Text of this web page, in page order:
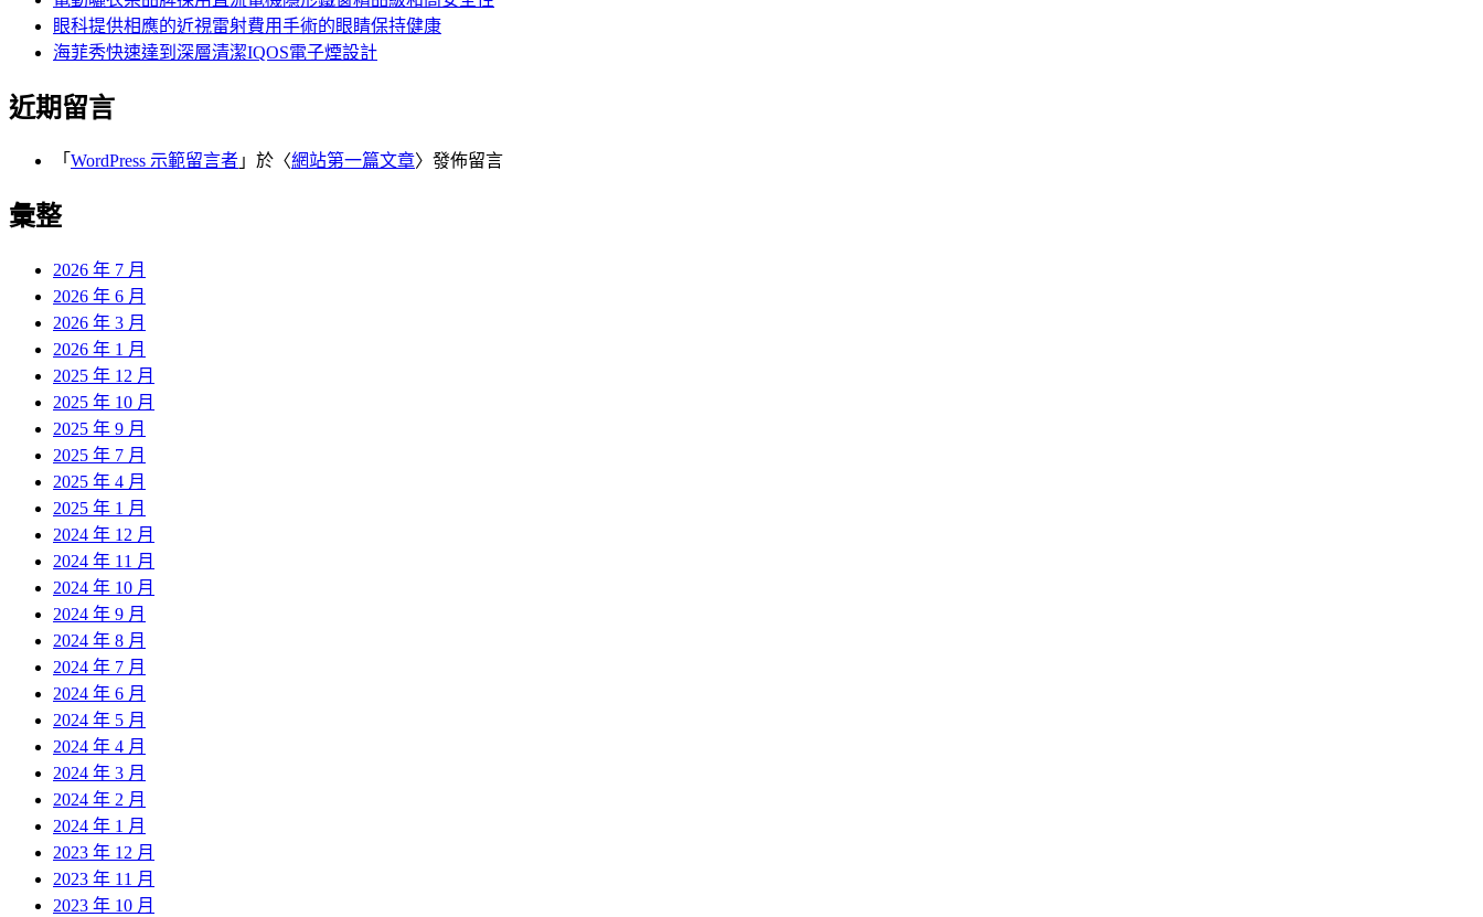
眼科提供相應的近視雷射費用手術的眼睛保持健康
海菲秀快速達到深層清潔IQOS電子煙設計
近期留言
「 WordPress 示範留言者 」於〈網站第一篇文章〉發佈留言
彙整
2026 年 7 月
2026 年 6 月
2026 年 3 月
2026 年 1 月
2025 年 12 月
2025 年 10 月
2025 年 9 月
2025 年 7 月
2025 年 4 月
2025 年 1 月
2024 年 12 月
2024 年 11 月
2024 年 10 月
2024 年 9 月
2024 年 8 月
2024 年 7 月
2024 年 6 月
2024 年 5 月
2024 年 4 月
2024 年 3 月
2024 年 2 月
2024 年 1 月
2023 年 12 月
2023 年 11 月
2023 年 10 月